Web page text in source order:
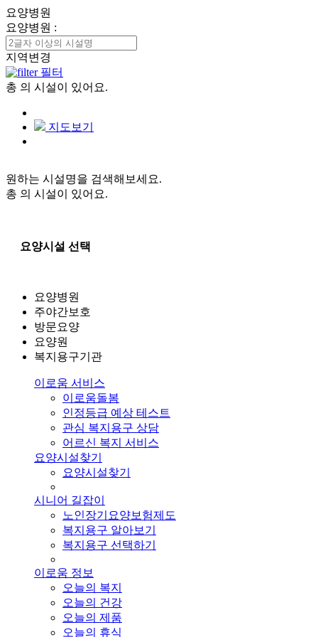
요양병원
요양병원 :
지역변경
필터
총 의 시설이 있어요.
지도보기
원하는 시설명을 검색해보세요.
총 의 시설이 있어요.
요양시설 선택
요양병원
주야간보호
방문요양
요양원
복지용구기관
이로움 서비스
이로움돌봄
인정등급 예상 테스트
관심 복지용구 상담
어르신 복지 서비스
요양시설찾기
요양시설찾기
시니어 길잡이
노인장기요양보험제도
복지용구 알아보기
복지용구 선택하기
이로움 정보
오늘의 복지
오늘의 건강
오늘의 제품
오늘의 휴식